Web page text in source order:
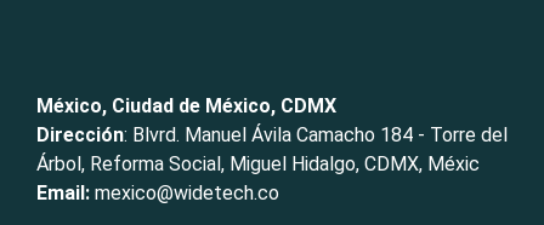
México, Ciudad de México, CDMX
Dirección: Blvrd. Manuel Ávila Camacho 184 - Torre del
Árbol, Reforma Social, Miguel Hidalgo, CDMX, Méxic
Email: mexico@widetech.co